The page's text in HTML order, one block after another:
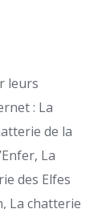
leurs
: La
de la
La
des Elfes
La chatterie